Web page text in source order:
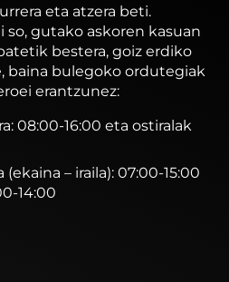
eta atzera beti.
so, gutako askoren kasuan
bestera, goiz erdiko
baina bulegoko ordutegiak
erantzunez:
08:00-16:00 eta ostiralak
– iraila): 07:00-15:00
14:00